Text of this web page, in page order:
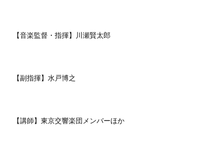
【音楽監督・指揮】川瀬賢太郎
【副指揮】水戸博之
【講師】東京交響楽団メンバーほか